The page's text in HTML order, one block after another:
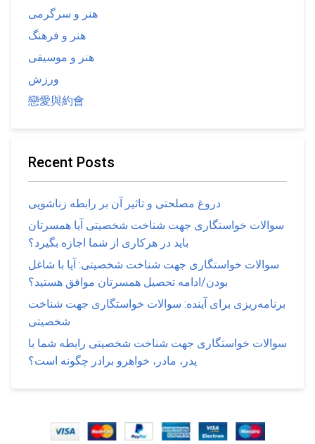
هنر و سرگرمی
هنر و فرهنگ
هنر و موسیقی
ورزش
戀愛與約會
Recent Posts
دروغ مصلحتی و تاثیر آن بر رابطه زناشویی
سوالات خواستگاری جهت شناخت شخصیتی آیا همسرتان
باید در هرکاری از شما اجازه بگیرد؟
سوالات خواستگاری جهت شناخت شخصیتی: آیا با شاغل
بودن/ادامه تحصیل همسرتان موافق هستید؟
برنامه‌ریزی برای آینده: سوالات خواستگاری جهت شناخت
شخصیتی
سوالات خواستگاری جهت شناخت شخصیتی رابطه شما با
پدر، مادر، خواهرو برادر چگونه است؟